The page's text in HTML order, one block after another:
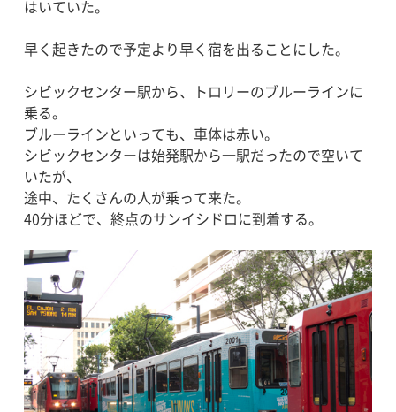
はいていた。
早く起きたので予定より早く宿を出ることにした。
シビックセンター駅から、トロリーのブルーラインに
乗る。
ブルーラインといっても、車体は赤い。
シビックセンターは始発駅から一駅だったので空いて
いたが、
途中、たくさんの人が乗って来た。
40分ほどで、終点のサンイシドロに到着する。